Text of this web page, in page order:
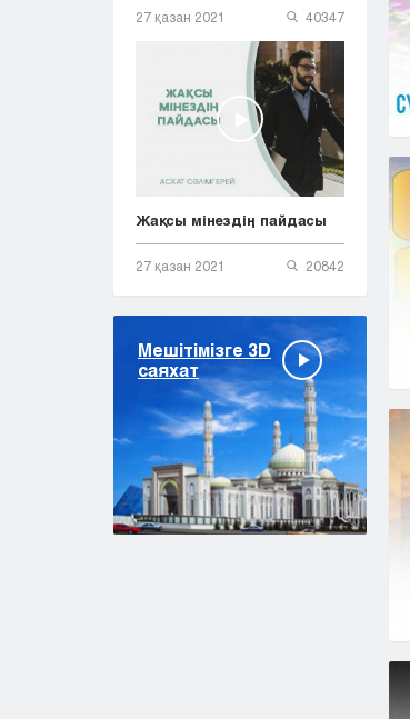
27 қазан 2021 40347
Жақсы мінездің пайдасы
27 қазан 2021 20842
Мешітімізге 3D
саяхат